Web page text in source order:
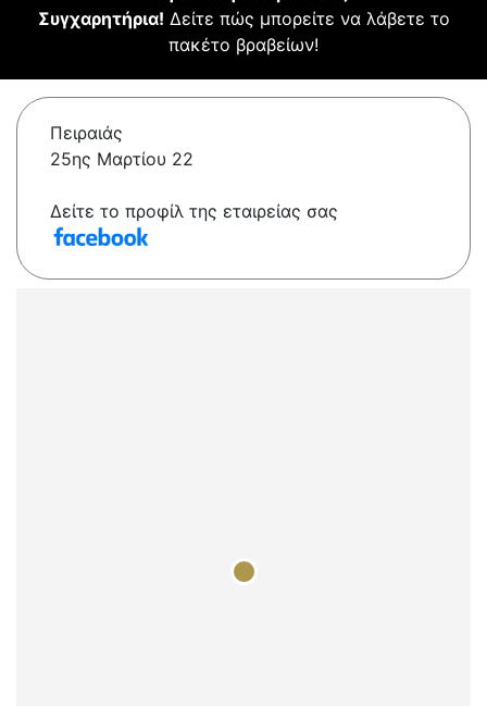
Συγχαρητήρια! Δείτε πώς μπορείτε να λάβετε το
πακέτο βραβείων!
Πειραιάς
25ης Μαρτίου 22
Δείτε το προφίλ της εταιρείας σας